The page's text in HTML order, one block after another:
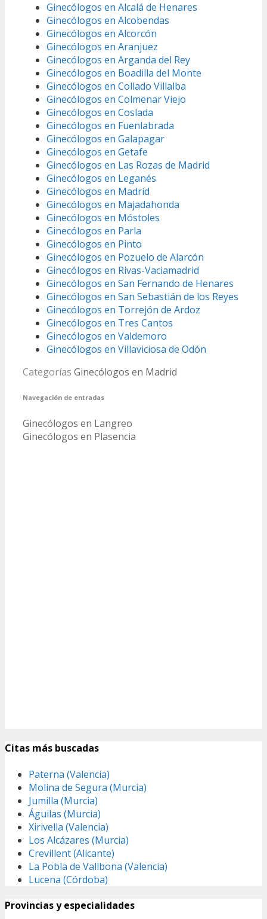
Ginecólogos en Alcalá de Henares
Ginecólogos en Alcobendas
Ginecólogos en Alcorcón
Ginecólogos en Aranjuez
Ginecólogos en Arganda del Rey
Ginecólogos en Boadilla del Monte
Ginecólogos en Collado Villalba
Ginecólogos en Colmenar Viejo
Ginecólogos en Coslada
Ginecólogos en Fuenlabrada
Ginecólogos en Galapagar
Ginecólogos en Getafe
Ginecólogos en Las Rozas de Madrid
Ginecólogos en Leganés
Ginecólogos en Madrid
Ginecólogos en Majadahonda
Ginecólogos en Móstoles
Ginecólogos en Parla
Ginecólogos en Pinto
Ginecólogos en Pozuelo de Alarcón
Ginecólogos en Rivas-Vaciamadrid
Ginecólogos en San Fernando de Henares
Ginecólogos en San Sebastián de los Reyes
Ginecólogos en Torrejón de Ardoz
Ginecólogos en Tres Cantos
Ginecólogos en Valdemoro
Ginecólogos en Villaviciosa de Odón
Categorías Ginecólogos en Madrid
Navegación de entradas
Ginecólogos en Langreo
Ginecólogos en Plasencia
Citas más buscadas
Paterna (Valencia)
Molina de Segura (Murcia)
Jumilla (Murcia)
Águilas (Murcia)
Xirivella (Valencia)
Los Alcázares (Murcia)
Crevillent (Alicante)
La Pobla de Vallbona (Valencia)
Lucena (Córdoba)
Provincias y especialidades